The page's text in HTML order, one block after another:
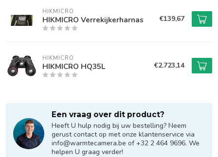
HIKMICRO
HIKMICRO Verrekijkerharnas €139,67
HIKMICRO
HIKMICRO HQ35L €2.723,14
Een vraag over dit product?
Heeft U hulp nodig bij uw bestelling? Neem
gerust contact op met onze klantenservice via
info@warmtecamera.be of +32 2 464 9696. We
helpen U graag verder!